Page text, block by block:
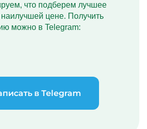
что подберем лучшее
цене. Получить
можно в Telegram:
в Telegram